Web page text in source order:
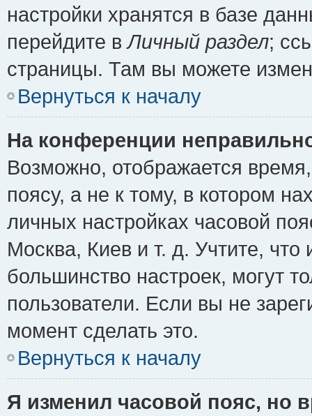
настройки хранятся в базе
перейдите вЛичный раздел;
страницы. Там вы можете
Вернуться к началу
На конференции
Возможно, отображается
поясу, а не к тому, в котором
личных настройках часовой
Москва, Киев и т. д. Учтите, что
большинство настроек, могут
пользователи. Если вы не
момент сделать это.
Вернуться к началу
Я изменил часовой пояс, но